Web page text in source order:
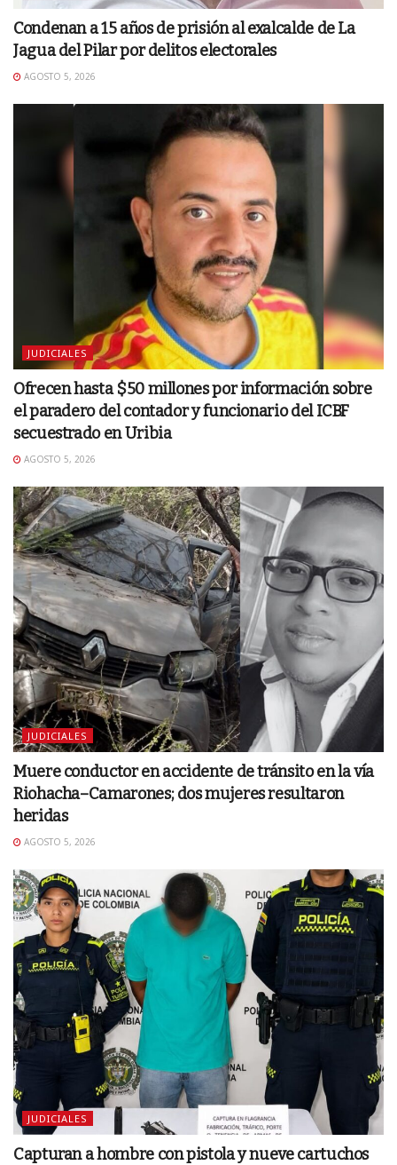
Condenan a 15 años de prisión al exalcalde de La
Jagua del Pilar por delitos electorales
AGOSTO 5, 2026
JUDICIALES
Ofrecen hasta $50 millones por información sobre
el paradero del contador y funcionario del ICBF
secuestrado en Uribia
AGOSTO 5, 2026
JUDICIALES
Muere conductor en accidente de tránsito en la vía
Riohacha–Camarones; dos mujeres resultaron
heridas
AGOSTO 5, 2026
JUDICIALES
Capturan a hombre con pistola y nueve cartuchos